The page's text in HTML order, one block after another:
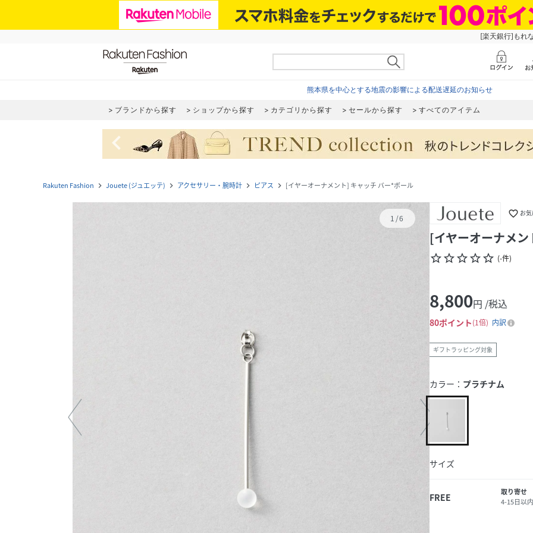
[楽天銀行]もれ
熊本県を中心とする地震の影響による配送遅延のお知らせ
ブランドから探す ショップから探す カテゴリから探す セールから探す すべてのアイテム
navigate_before
Rakuten Fashion navigate_next Jouete (ジュエッテ) navigate_next アクセサリー・腕時計 navigate_next ピアス navigate_next [イヤーオーナメント] キャッチ バー*ボール
1 /6 favorite_border お
[イヤーオーナメ
star_borderstar_borderstar_borderstar_borderstar_border (-件)
8,800円 /税込
80ポイント 1倍 内訳
ギフトラッピング対象
カラー： プラチナム
サイズ
FREE
取り寄せ
4-15日以